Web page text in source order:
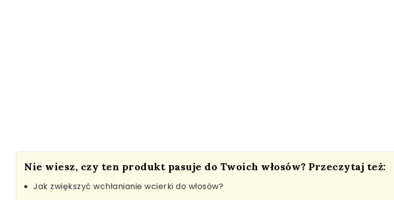
Nie wiesz, czy ten produkt pasuje do Twoich włosów? Przeczytaj też:
Jak zwiększyć wchłanianie wcierki do włosów?